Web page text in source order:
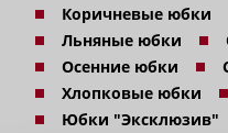
Коричневые юбки
Льняные юбки
Осенние юбки
Хлопковые юбки
Юбки "Эксклюзив"